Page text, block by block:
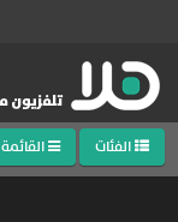
الفئات القائمة